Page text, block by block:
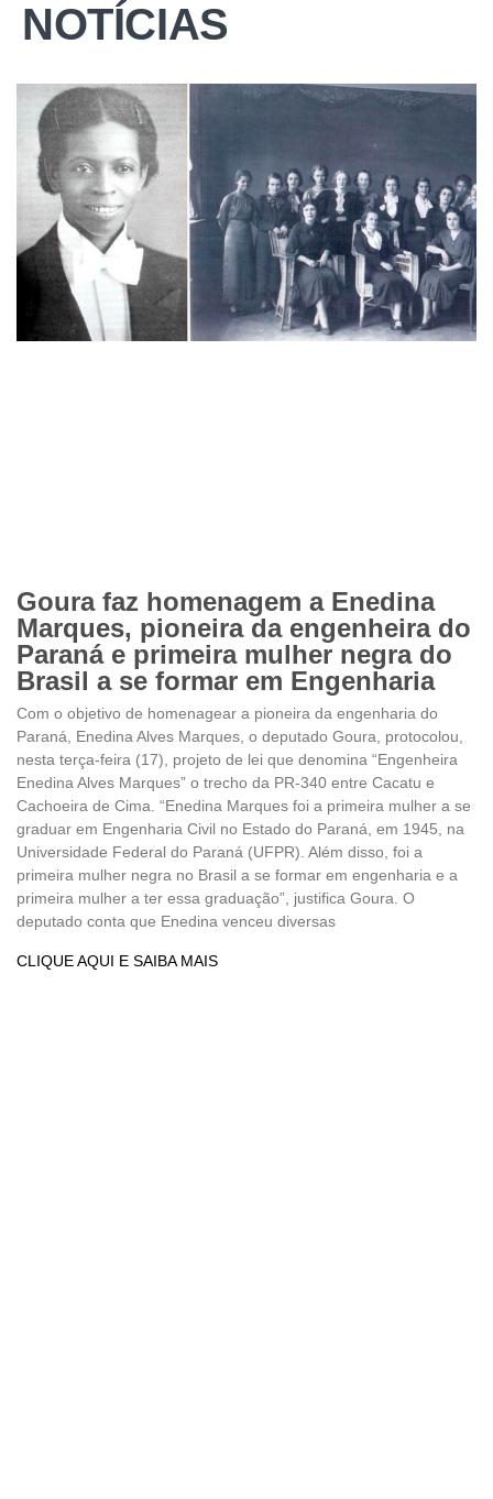
NOTÍCIAS
Goura faz homenagem a Enedina
Marques, pioneira da engenheira do
Paraná e primeira mulher negra do
Brasil a se formar em Engenharia
Com o objetivo de homenagear a pioneira da engenharia do
Paraná, Enedina Alves Marques, o deputado Goura, protocolou,
nesta terça-feira (17), projeto de lei que denomina “Engenheira
Enedina Alves Marques” o trecho da PR-340 entre Cacatu e
Cachoeira de Cima. “Enedina Marques foi a primeira mulher a se
graduar em Engenharia Civil no Estado do Paraná, em 1945, na
Universidade Federal do Paraná (UFPR). Além disso, foi a
primeira mulher negra no Brasil a se formar em engenharia e a
primeira mulher a ter essa graduação”, justifica Goura. O
deputado conta que Enedina venceu diversas
CLIQUE AQUI E SAIBA MAIS